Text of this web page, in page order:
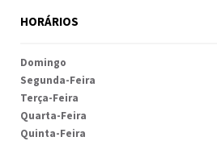
HORÁRIOS
Domingo
Segunda-Feira
Terça-Feira
Quarta-Feira
Quinta-Feira